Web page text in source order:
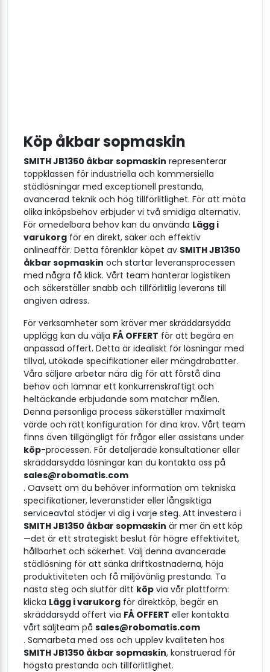
Köp åkbar sopmaskin
SMITH JB1350 åkbar sopmaskin representerar
toppklassen för industriella och kommersiella
städlösningar med exceptionell prestanda,
avancerad teknik och hög tillförlitlighet. För att möta
olika inköpsbehov erbjuder vi två smidiga alternativ.
För omedelbara behov kan du använda Lägg i
varukorg för en direkt, säker och effektiv
onlineaffär. Detta förenklar köpet av SMITH JB1350
åkbar sopmaskin och startar leveransprocessen
med några få klick. Vårt team hanterar logistiken
och säkerställer snabb och tillförlitlig leverans till
angiven adress.
För verksamheter som kräver mer skräddarsydda
upplägg kan du välja FÅ OFFERT för att begära en
anpassad offert. Detta är idealiskt för lösningar med
tillval, utökade specifikationer eller mängdrabatter.
Våra säljare arbetar nära dig för att förstå dina
behov och lämnar ett konkurrenskraftigt och
heltäckande erbjudande som matchar målen.
Denna personliga process säkerställer maximalt
värde och rätt konfiguration för dina krav. Vårt team
finns även tillgängligt för frågor eller assistans under
köp-processen. För detaljerade konsultationer eller
skräddarsydda lösningar kan du kontakta oss på
sales@robomatis.com
. Oavsett om du behöver information om tekniska
specifikationer, leveranstider eller långsiktiga
serviceavtal stödjer vi dig i varje steg. Att investera i
SMITH JB1350 åkbar sopmaskin är mer än ett köp
—det är ett strategiskt beslut för högre effektivitet,
hållbarhet och säkerhet. Välj denna avancerade
städlösning för att sänka driftkostnaderna, höja
produktiviteten och få miljövänlig prestanda. Ta
nästa steg och slutför ditt köp via vår plattform:
klicka Lägg i varukorg för direktköp, begär en
skräddarsydd offert via FÅ OFFERT eller kontakta
vårt säljteam på sales@robomatis.com
. Samarbeta med oss och upplev kvaliteten hos
SMITH JB1350 åkbar sopmaskin, konstruerad för
högsta prestanda och tillförlitlighet.